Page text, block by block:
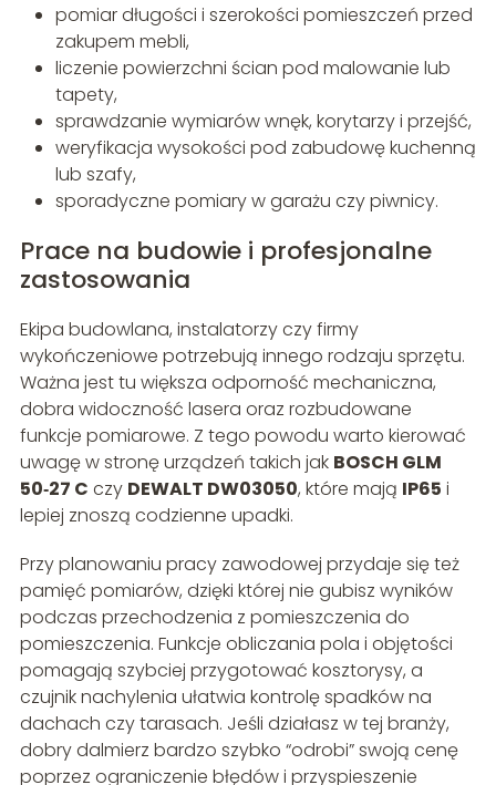
pomiar długości i szerokości pomieszczeń przed
zakupem mebli,
liczenie powierzchni ścian pod malowanie lub
tapety,
sprawdzanie wymiarów wnęk, korytarzy i przejść,
weryfikacja wysokości pod zabudowę kuchenną
lub szafy,
sporadyczne pomiary w garażu czy piwnicy.
Prace na budowie i profesjonalne
zastosowania
Ekipa budowlana, instalatorzy czy firmy
wykończeniowe potrzebują innego rodzaju sprzętu.
Ważna jest tu większa odporność mechaniczna,
dobra widoczność lasera oraz rozbudowane
funkcje pomiarowe. Z tego powodu warto kierować
uwagę w stronę urządzeń takich jak BOSCH GLM
50‑27 C czy DEWALT DW03050, które mają IP65 i
lepiej znoszą codzienne upadki.
Przy planowaniu pracy zawodowej przydaje się też
pamięć pomiarów, dzięki której nie gubisz wyników
podczas przechodzenia z pomieszczenia do
pomieszczenia. Funkcje obliczania pola i objętości
pomagają szybciej przygotować kosztorysy, a
czujnik nachylenia ułatwia kontrolę spadków na
dachach czy tarasach. Jeśli działasz w tej branży,
dobry dalmierz bardzo szybko “odrobi” swoją cenę
poprzez ograniczenie błędów i przyspieszenie